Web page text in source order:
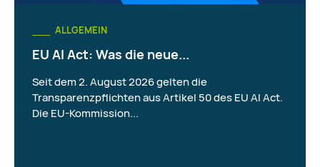
ALLGEMEIN
EU AI Act: Was die neue...
Seit dem 2. August 2026 gelten die
Transparenzpflichten aus Artikel 50 des EU AI Act.
Die EU-Kommission...